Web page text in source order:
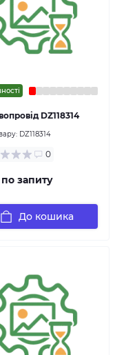
DZ118314
DZ118314
0
по запиту
До кошика